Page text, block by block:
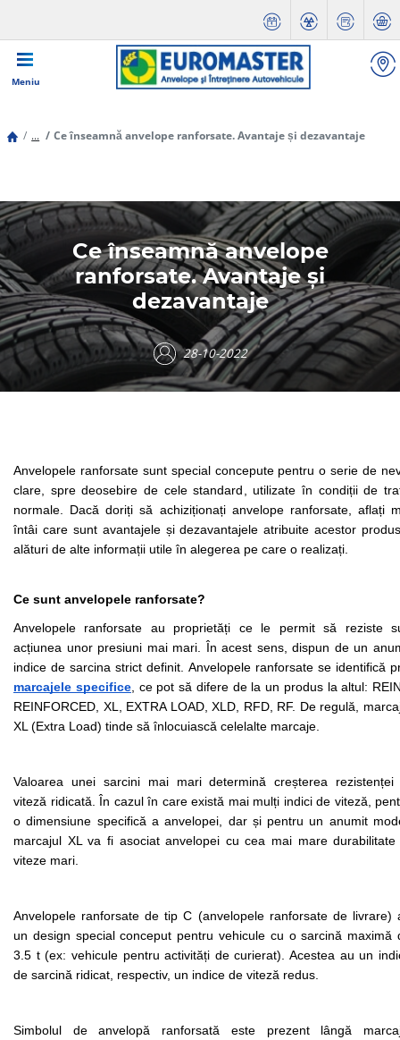
Meniu
... Ce înseamnă anvelope ranforsate. Avantaje și dezavantaje
Ce înseamnă anvelope
ranforsate. Avantaje și
dezavantaje
28-10-2022
Anvelopele ranforsate sunt special concepute pentru o serie de
clare, spre deosebire de cele standard, utilizate în condiții de
normale. Dacă doriți să achiziționați anvelope ranforsate, aflați
întâi care sunt avantajele și dezavantajele atribuite acestor
alături de alte informații utile în alegerea pe care o realizați.
Ce sunt anvelopele ranforsate?
Anvelopele ranforsate au proprietăți ce le permit să reziste
acțiunea unor presiuni mai mari. În acest sens, dispun de un
marcajele specifice, ce pot să difere de la un produs la altul:
REINFORCED, XL, EXTRA LOAD, XLD, RFD, RF. De regulă,
XL (Extra Load) tinde să înlocuiască celelalte marcaje.
Valoarea unei sarcini mai mari determină creșterea rezistenței
viteză ridicată. În cazul în care există mai mulți indici de viteză,
o dimensiune specifică a anvelopei, dar și pentru un anumit
marcajul XL va fi asociat anvelopei cu cea mai mare durabilitate
viteze mari.
Anvelopele ranforsate de tip C (anvelopele ranforsate de livrare)
un design special conceput pentru vehicule cu o sarcină maximă
3.5 t (ex: vehicule pentru activități de curierat). Acestea au un
de sarcină ridicat, respectiv, un indice de viteză redus.
Simbolul de anvelopă ranforsată este prezent lângă